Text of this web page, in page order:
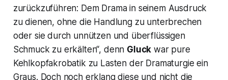
zurückzuführen: Dem Drama in seinem Ausdruck
zu dienen, ohne die Handlung zu unterbrechen
oder sie durch unnützen und überflüssigen
Schmuck zu erkälten“, denn Gluck war pure
Kehlkopfakrobatik zu Lasten der Dramaturgie ein
Graus. Doch noch erklang diese und nicht die